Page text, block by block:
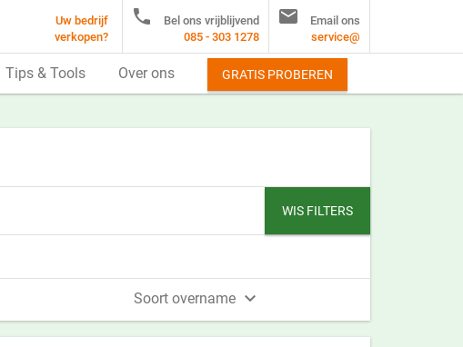
Soort overname 
WIS FILTERS
Uw bedrijf
verkopen?

Bel ons vrijblijvend
085 - 303 1278

Email ons
service@
Tips & Tools Over ons GRATIS PROBEREN